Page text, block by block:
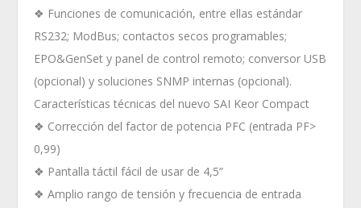
❖ Funciones de comunicación, entre ellas estándar
RS232; ModBus; contactos secos programables;
EPO&GenSet y panel de control remoto; conversor USB
(opcional) y soluciones SNMP internas (opcional).
Características técnicas del nuevo SAI Keor Compact
❖ Corrección del factor de potencia PFC (entrada PF>
0,99)
❖ Pantalla táctil fácil de usar de 4,5”
❖ Amplio rango de tensión y frecuencia de entrada